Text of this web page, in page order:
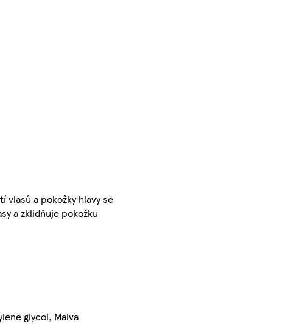
a pokožky hlavy se
a zklidňuje pokožku
glycol, Malva